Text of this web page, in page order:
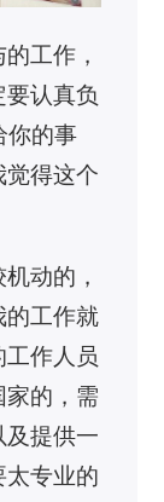
工作，
认真负
你的事
觉得这个
动的，
的工作就
作人员
家的，需
及提供一
太专业的